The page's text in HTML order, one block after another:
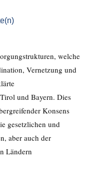
welche
Vernetzung und
und Bayern. Dies
Konsens
gesetzlichen und
aber auch der
Ländern